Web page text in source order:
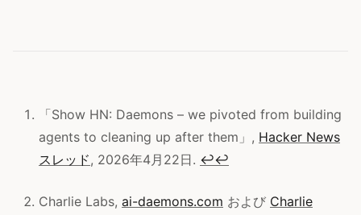
「Show HN: Daemons – we pivoted from building
agents to cleaning up after them」, Hacker News
スレッド, 2026年4月22日. ↩↩
Charlie Labs, ai-daemons.com および Charlie